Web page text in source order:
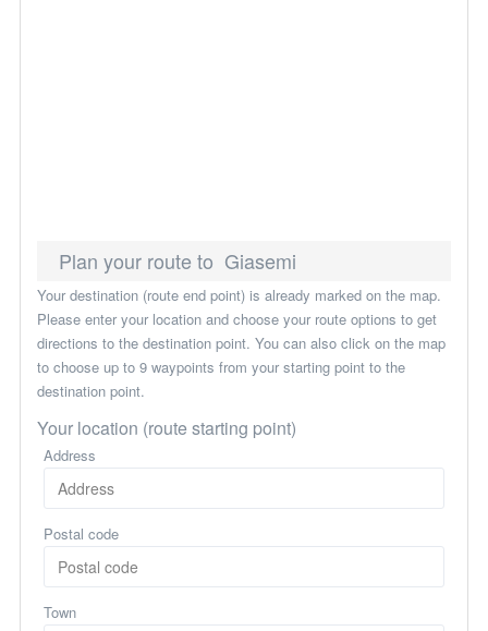
Plan your route to Giasemi
Your destination (route end point) is already marked on the map.
Please enter your location and choose your route options to get
directions to the destination point. You can also click on the map
to choose up to 9 waypoints from your starting point to the
destination point.
Your location (route starting point)
Address
Postal code
Town